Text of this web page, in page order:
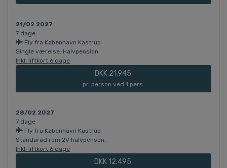
21/02 2027
7 dage
Fly fra København Kastrup
Single værelse. Halvpension
Inkl. liftkort 6 dage
DKK 21.945
pr. person ved 1 pers.
28/02 2027
7 dage
Fly fra København Kastrup
Standarad rom 2V halvpenson.
Inkl. liftkort 6 dage
DKK 12.495